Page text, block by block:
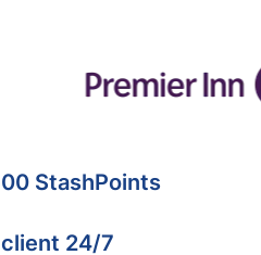
StashPoints
24/7